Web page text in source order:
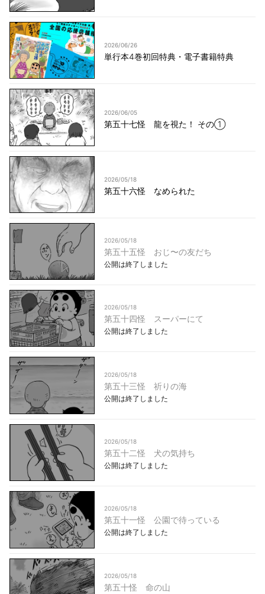
2026/06/26
単行本4巻初回特典・電子書籍特典
2026/06/05
第五十七怪 龍を視た！ その①
2026/05/18
第五十六怪 なめられた
2026/05/18
第五十五怪 おじ〜の友だち
公開は終了しました
2026/05/18
第五十四怪 スーパーにて
公開は終了しました
2026/05/18
第五十三怪 祈りの海
公開は終了しました
2026/05/18
第五十二怪 犬の気持ち
公開は終了しました
2026/05/18
第五十一怪 公園で待っている
公開は終了しました
2026/05/18
第五十怪 命の山